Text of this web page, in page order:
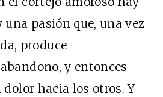
pasión que, una vez
produce
y entonces
hacia los otros. Y